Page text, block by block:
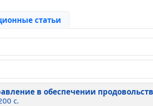
статьи
в обеспечении
c.